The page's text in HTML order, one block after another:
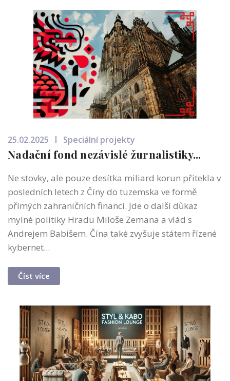
25.02.2025 Speciální projekty
Nadační fond nezávislé žurnalistiky...
Ne stovky, ale pouze desítka miliard korun přitekla v
posledních letech z Číny do tuzemska ve formě
přímých zahraničních financí. Jde o další důkaz
mylné politiky Hradu Miloše Zemana a vlád s
Andrejem Babišem. Čína také zvyšuje státem řízené
kybernet...
Číst více